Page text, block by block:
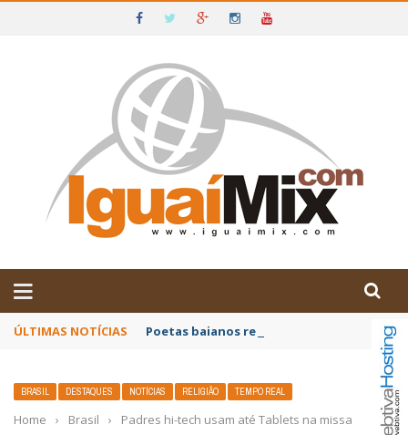
IGUAÍ E SUDOESTE DA BAHIA
ÚLTIMAS NOTÍCIAS Poetas baianos representam o Brasil no
BRASIL DESTAQUES NOTÍCIAS RELIGIÃO TEMPO REAL
Home › Brasil › Padres hi-tech usam até Tablets na missa